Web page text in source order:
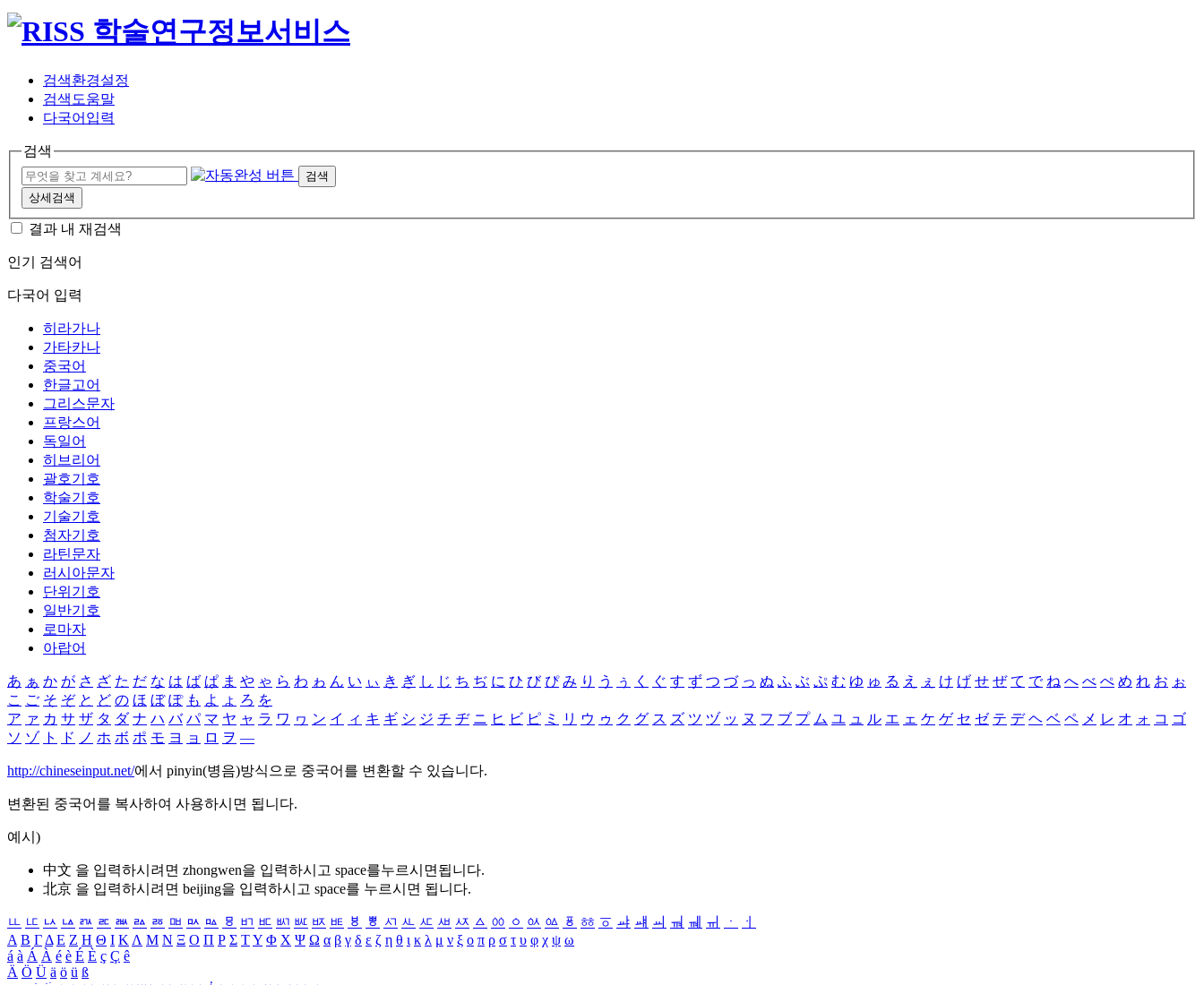
검색환경설정
검색도움말
다국어입력
검색
검색
상세검색
결과 내 재검색
인기 검색어
다국어 입력
히라가나
가타카나
중국어
한글고어
그리스문자
프랑스어
독일어
히브리어
괄호기호
학술기호
기술기호
첨자기호
라틴문자
러시아문자
단위기호
일반기호
로마자
아랍어
あ ぁ か が さ ざ た だ な は ば ぱ ま や ゃ ら わ ゎ ん い ぃ き ぎ し じ ち ぢ に ひ び ぴ み り う ぅ く ぐ す ず つ づ っ ぬ ふ ぶ ぷ む ゆ ゅ る え ぇ け げ せ ぜ て で ね へ べ ぺ め れ お ぉ
こ ご そ ぞ と ど の ほ ぼ ぽ も よ ょ ろ を
ア ァ カ サ ザ タ ダ ナ ハ バ パ マ ヤ ャ ラ ワ ヮ ン イ ィ キ ギ シ ジ チ ヂ ニ ヒ ビ ピ ミ リ ウ ゥ ク グ ス ズ ツ ヅ ッ ヌ フ ブ プ ム ユ ュ ル エ ェ ケ ゲ セ ゼ テ デ ヘ ベ ペ メ レ オ ォ コ ゴ
ソ ゾ ト ド ノ ホ ボ ポ モ ヨ ョ ロ ヲ ―
http://chineseinput.net/에서 pinyin(병음)방식으로 중국어를 변환할 수 있습니다.
변환된 중국어를 복사하여 사용하시면 됩니다.
예시)
中文 을 입력하시려면 zhongwen을 입력하시고 space를누르시면됩니다.
北京 을 입력하시려면 beijing을 입력하시고 space를 누르시면 됩니다.
ㅥ ㅦ ㅧ ㅨ ㅩ ㅪ ㅫ ㅬ ㅭ ㅮ ㅯ ㅰ ㅱ ㅲ ㅳ ㅴ ㅵ ㅶ ㅷ ㅸ ㅹ ㅺ ㅻ ㅼ ㅽ ㅾ ㅿ ㆀ ㆁ ㆂ ㆃ ㆄ ㆅ ㆆ ㆇ ㆈ ㆉ ㆊ ㆋ ㆌ ㆍ
ㆎ
Α Β ΓΔ Ε Ζ Η Θ Ι ΚΛ Μ Ν Ξ Ο Π Ρ Σ ΤΥ Φ Χ Ψ Ω α β γ δ ε ζ η θ ι κ λ μ ν ξ ο π ρ σ τ υ φ χ ψ ω
á à Á À é è É È ç Ç ê
Ä Ö Ü ä ö ü ß